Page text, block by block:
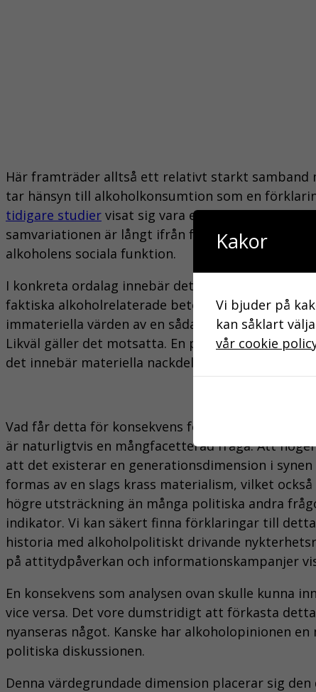
Här framträder alltså ett relativt starkt samband
tar hänsyn till alkoholkonsumtion som en
tidigare studier visat sig vara en av de starkaste
samvariationen är långt ifrån fullständig.
alkoholens sociala funktion.
I konkreta ordalag innebär detta att
faktiska alkoholrelaterade beteende. En icke-
immateriella värden av en sådan politik om hen
Likväl gäller det motsatta. En person som
det innebär materiella nackdelar för just den
Vad får detta för konsekvens för det
är naturligtvis en mångfacetterad fråga. Att
att det existerar en generationsdimension i
formas av en slags krass materialism, vilket
högre utsträckning än många politiska andra
indikator. Vi kan säkert finna förklaringar till detta
historia med alkoholpolitiskt drivande
på attitydpåverkan och informationskampanjer
En konsekvens som analysen ovan skulle kunna
vice versa. Det vore dumstridigt att förkasta
nyanseras något. Kanske har alkoholopinionen
politiska diskussionen.
Denna värdegrundade dimension placerar sig
Kakor
Vi bjuder på
kan såklart
vår cookie